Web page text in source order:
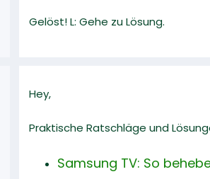
Gelöst! L: Gehe zu Lösung.
Hey,
Praktische Ratschläge und
Samsung TV: So